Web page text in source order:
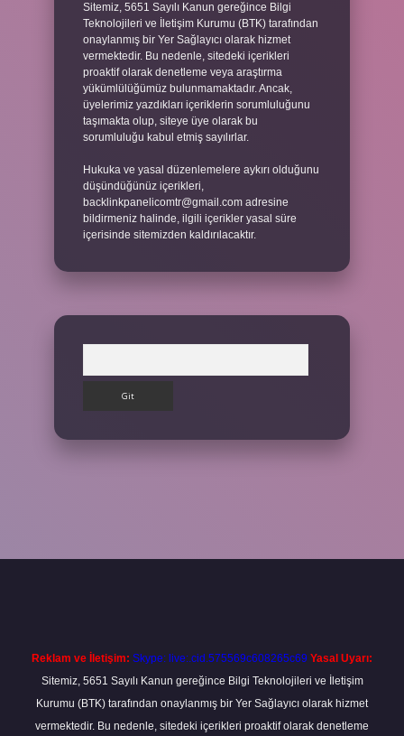
Sitemiz, 5651 Sayılı Kanun gereğince Bilgi
Teknolojileri ve İletişim Kurumu (BTK) tarafından
onaylanmış bir Yer Sağlayıcı olarak hizmet
vermektedir. Bu nedenle, sitedeki içerikleri
proaktif olarak denetleme veya araştırma
yükümlülüğümüz bulunmamaktadır. Ancak,
üyelerimiz yazdıkları içeriklerin sorumluluğunu
taşımakta olup, siteye üye olarak bu
sorumluluğu kabul etmiş sayılırlar.
Hukuka ve yasal düzenlemelere aykırı olduğunu
düşündüğünüz içerikleri,
backlinkpanelicomtr@gmail.com adresine
bildirmeniz halinde, ilgili içerikler yasal süre
içerisinde sitemizden kaldırılacaktır.
Reklam ve İletişim: Skype: live:.cid.575569c608265c69 Yasal Uyarı:
Sitemiz, 5651 Sayılı Kanun gereğince Bilgi Teknolojileri ve İletişim
Kurumu (BTK) tarafından onaylanmış bir Yer Sağlayıcı olarak hizmet
vermektedir. Bu nedenle, sitedeki içerikleri proaktif olarak denetleme